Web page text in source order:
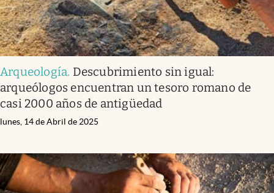
Arqueología. Descubrimiento sin igual:
arqueólogos encuentran un tesoro romano de
casi 2000 años de antigüedad
lunes, 14 de Abril de 2025